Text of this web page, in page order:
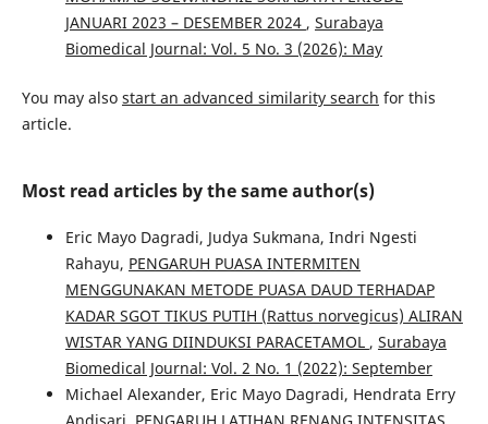
JANUARI 2023 – DESEMBER 2024 , Surabaya
Biomedical Journal: Vol. 5 No. 3 (2026): May
You may also start an advanced similarity search for this
article.
Most read articles by the same author(s)
Eric Mayo Dagradi, Judya Sukmana, Indri Ngesti
Rahayu, PENGARUH PUASA INTERMITEN
MENGGUNAKAN METODE PUASA DAUD TERHADAP
KADAR SGOT TIKUS PUTIH (Rattus norvegicus) ALIRAN
WISTAR YANG DIINDUKSI PARACETAMOL , Surabaya
Biomedical Journal: Vol. 2 No. 1 (2022): September
Michael Alexander, Eric Mayo Dagradi, Hendrata Erry
Andisari, PENGARUH LATIHAN RENANG INTENSITAS